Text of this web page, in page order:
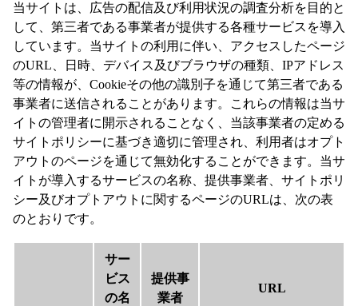
当サイトは、広告の配信及び利用状況の調査分析を目的と
して、第三者である事業者が提供する各種サービスを導入
しています。当サイトの利用に伴い、アクセスしたページ
のURL、日時、デバイス及びブラウザの種類、IPアドレス
等の情報が、Cookieその他の識別子を通じて第三者である
事業者に送信されることがあります。これらの情報は当サ
イトの管理者に開示されることなく、当該事業者の定める
サイトポリシーに基づき適切に管理され、利用者はオプト
アウトのページを通じて無効化することができます。当サ
イトが導入するサービスの名称、提供事業者、サイトポリ
シー及びオプトアウトに関するページのURLは、次の表
のとおりです。
サー
ビス
の名
提供事
業者
URL